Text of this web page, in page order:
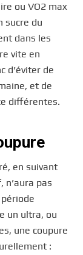
ou VO2 max
sucre du
dans les
vite en
d’éviter de
et de
différentes.
en suivant
pas
un ultra, ou
une coupure
: